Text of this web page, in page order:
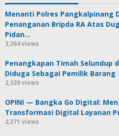
Menanti Polres Pangkalpinang
Penanganan Bripda RA Atas
Pidan…
3,264 views
Penangkapan Timah Selundup
Diduga Sebagai Pemilik Barang
2,328 views
OPINI — Bangka Go Digital:
Transformasi Digital Layanan
2,271 views